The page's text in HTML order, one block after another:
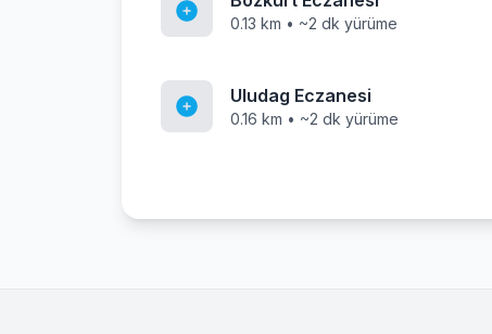
0.13 km • ~2 dk yürüme
Uludag Eczanesi
0.16 km • ~2 dk yürüme